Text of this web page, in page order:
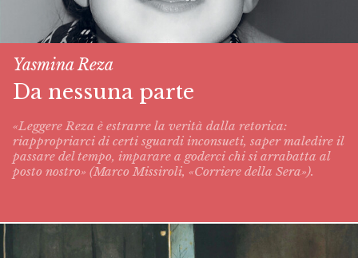
Yasmina Reza
Da nessuna parte
«Leggere Reza è estrarre la verità dalla retorica:
riappropriarci di certi sguardi inconsueti, saper maledire il
passare del tempo, imparare a goderci chi si arrabatta al
posto nostro» (Marco Missiroli, «Corriere della Sera»).